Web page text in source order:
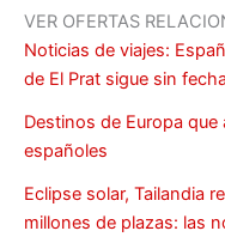
VER OFERTAS
Noticias de viajes:
de El Prat sigue sin
Destinos de Europa
españoles
Eclipse solar, Tailandia
millones de plazas: las